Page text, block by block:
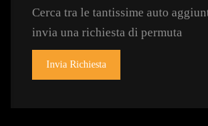
Cerca tra le tantissime auto
invia una richiesta di permuta
Invia Richiesta